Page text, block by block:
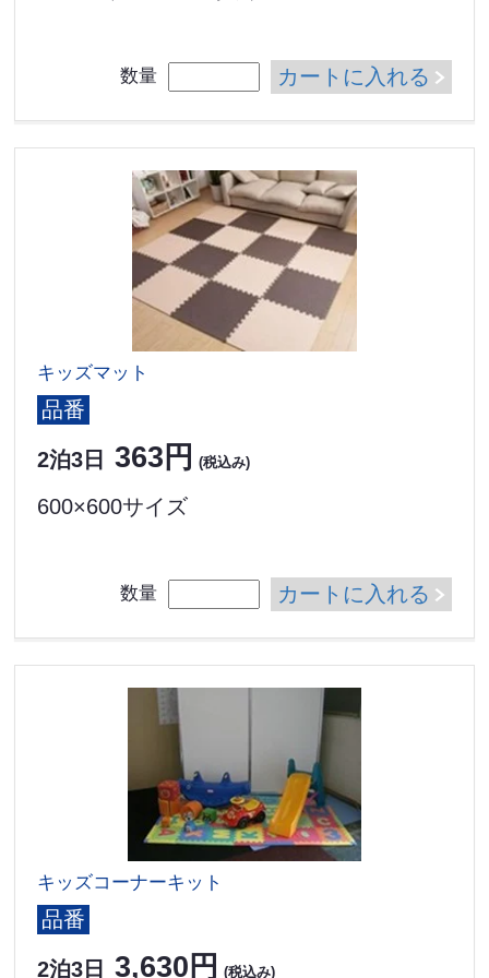
数量 カートに入れる
キッズマット
品番
2泊3日 363円 (税込み)
600×600サイズ
数量 カートに入れる
キッズコーナーキット
品番
2泊3日 3,630円 (税込み)